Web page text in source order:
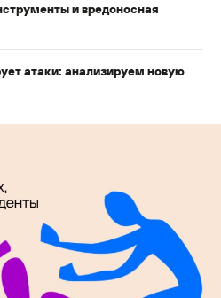
и вредоносная
атаки: анализируем новую